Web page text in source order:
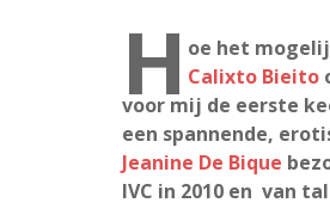
H oe het
Calixto Bieito
voor mij de eerste
een spannende,
Jeanine De Bique
IVC in 2010 en van